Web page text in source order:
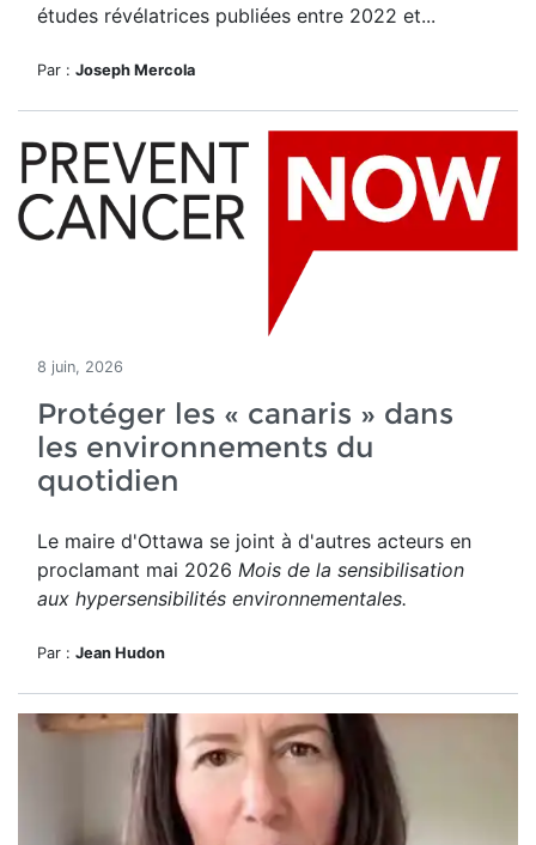
études révélatrices publiées entre 2022 et...
Par : Joseph Mercola
8 juin, 2026
Protéger les « canaris » dans
les environnements du
quotidien
Le maire d'Ottawa se joint à d'autres acteurs en
proclamant mai 2026 Mois de la sensibilisation
aux hypersensibilités environnementales.
Par : Jean Hudon